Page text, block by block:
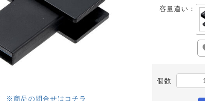
※商品の問合せはコチラ
容量違い：
個数